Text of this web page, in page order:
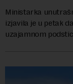
Ministarka
izjavila je u petak
uzajamnom